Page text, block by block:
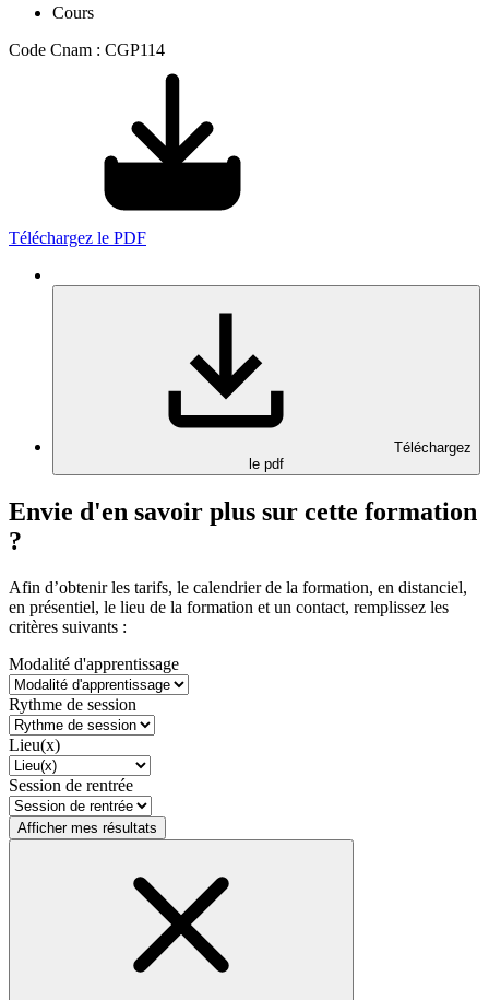
Cours
Code Cnam : CGP114
Téléchargez le PDF
Téléchargez
le pdf
Envie d'en savoir plus sur cette formation
?
Afin d’obtenir les tarifs, le calendrier de la formation, en distanciel,
en présentiel, le lieu de la formation et un contact, remplissez les
critères suivants :
Modalité d'apprentissage
Rythme de session
Lieu(x)
Session de rentrée
Afficher mes résultats